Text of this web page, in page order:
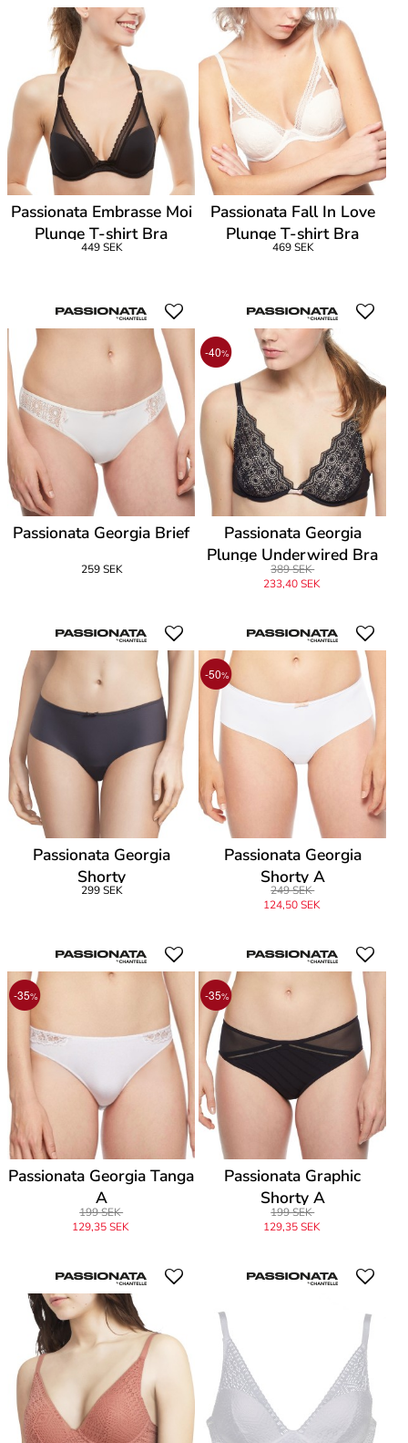
Passionata Embrasse Moi
Plunge T-shirt Bra
449 SEK
Passionata Fall In Love
Plunge T-shirt Bra
469 SEK
Passionata Georgia Brief
259 SEK
-40%
Passionata Georgia
Plunge Underwired Bra
A
389 SEK
233,40 SEK
Passionata Georgia
Shorty
299 SEK
-50%
Passionata Georgia
Shorty A
249 SEK
124,50 SEK
-35%
Passionata Georgia Tanga
A
199 SEK
129,35 SEK
-35%
Passionata Graphic
Shorty A
199 SEK
129,35 SEK